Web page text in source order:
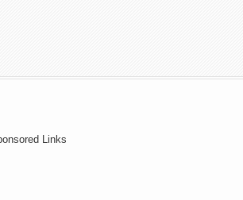
Links